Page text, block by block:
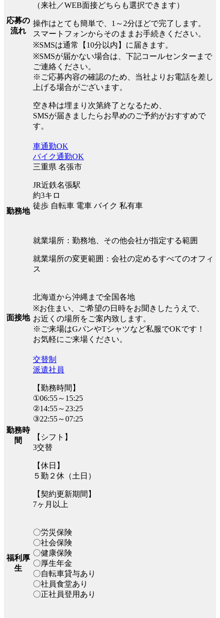
応募の
流れ
（来社／WEB面接どちらも選択できます）
操作はとても簡単で、1～2分ほどで完了します。
スマートフォンからそのままお手続きください。
※SMSは通常【10分以内】に届きます。
※SMSが届かない場合は、下記コールセンターまで
ご連絡ください。
※ご応募内容の確認のため、当社よりお電話を差し
上げる場合がございます。
空き枠は埋まり次第終了となるため、
SMSが届きましたらお早めのご予約がおすすめで
す。
勤務地
車通勤OK
バイク通勤OK
三重県 名張市
JR近鉄名張駅
約3キロ
徒歩 自転車 電車 バイク 私有車
就業場所：勤務地、その他会社が指定する範囲
就業場所の変更範囲：会社の定めるすべてのオフィ
ス
面接地
北海道から沖縄まで全国各地
※お住まい、ご希望の日時をお聞きしたうえで、
お近くの場所をご案内致します。
※ご来場はGパンやTシャツなど私服でOKです！
お気軽にご来場ください。
勤務時
間
交替制
派遣社員
【勤務時間】
①06:55～15:25
②14:55～23:25
③22:55～07:25
【シフト】
3交替
【休日】
５勤２休（土日）
【契約更新期間】
7ヶ月以上
福利厚
生
〇労災保険
〇社会保険
〇健康保険
〇厚生年金
〇自転車貸与あり
〇社員食堂あり
〇正社員登用あり